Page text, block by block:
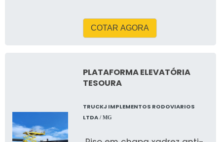
COTAR AGORA
PLATAFORMA ELEVATÓRIA
TESOURA
TRUCKJ IMPLEMENTOS RODOVIARIOS
LTDA/ MG